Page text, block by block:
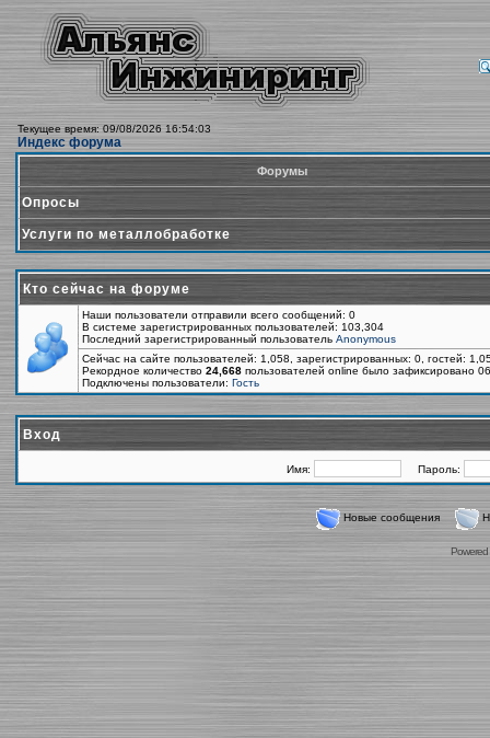
Текущее время: 09/08/2026 16:54:03
Индекс форума
Форумы
Опросы
Услуги по металлобработке
Кто сейчас на форуме
Наши пользователи отправили всего сообщений: 0
В системе зарегистрированных пользователей: 103,304
Последний зарегистрированный пользователь Anonymous
Сейчас на сайте пользователей: 1,058, зарегистрированных: 0, гостей:
Рекордное количество 24,668 пользователей online было зафиксировано
Подключены пользователи: Гость
Вход
Имя: Пароль:
Новые сообщения